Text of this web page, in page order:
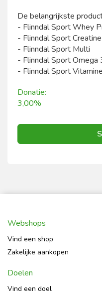
De belangrijkste
- Flinndal Sport Whey
- Flinndal Sport Creatine
- Flinndal Sport Multi
- Flinndal Sport Omega
- Flinndal Sport
Donatie:
3,00%
Webshops
Vind een shop
Zakelijke aankopen
Doelen
Vind een doel